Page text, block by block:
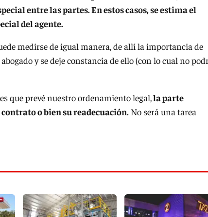
entre las partes. En estos casos, se estima el
del agente.
medirse de igual manera, de allí la importancia de
y se deje constancia de ello (con lo cual no
que prevé nuestro ordenamiento legal,la parte
o bien su readecuación. No será una tarea